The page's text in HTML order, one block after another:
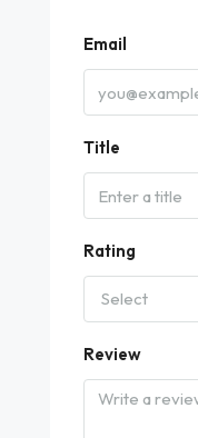
Email
Title
Rating
Select
Review